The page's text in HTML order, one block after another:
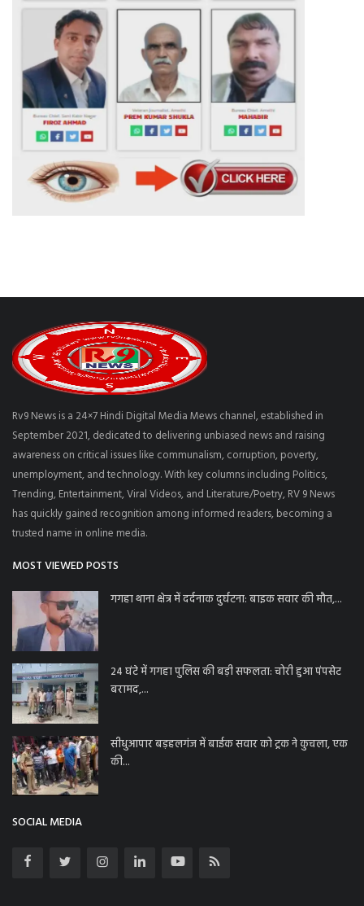
Rv9 News is a 24×7 Hindi Digital Media Mews channel, established in
September 2021, dedicated to delivering unbiased news and raising
awareness on critical issues like communalism, corruption, poverty,
unemployment, and technology. With key columns including Politics,
Trending, Entertainment, Viral Videos, and Literature/Poetry, RV 9 News
has quickly gained recognition among informed readers, becoming a
trusted name in online media.
MOST VIEWED POSTS
गगहा थाना क्षेत्र में दर्दनाक दुर्घटना: बाइक सवार की मौत,...
24 घंटे में गगहा पुलिस की बड़ी सफलता: चोरी हुआ पंपसेट
बरामद,...
सीधुआपार बड़हलगंज में बाईक सवार को ट्रक ने कुचला, एक
की...
SOCIAL MEDIA